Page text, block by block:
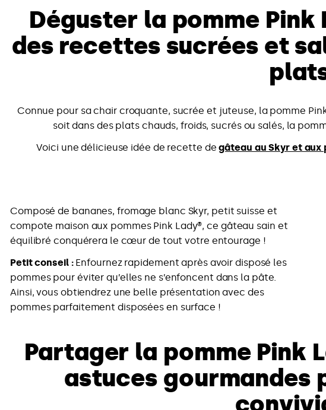
Déguster la pomme Pink
des recettes sucrées et
Connue pour sa chair croquante, sucrée et juteuse, la pomme
soit dans des plats chauds, froids, sucrés ou salés, la
Voici une délicieuse idée de recette degâteau au Skyr et aux
Composé de bananes, fromage blanc Skyr, petit suisse et
compote maison aux pommes Pink Lady®, ce gâteau sain et
équilibré conquérera le cœur de tout votre entourage !
Petit conseil :Enfournez rapidement après avoir disposé les
pommes pour éviter qu’elles ne s’enfoncent dans la pâte.
Ainsi, vous obtiendrez une belle présentation avec des
pommes parfaitement disposées en surface !
Partager la pomme Pink
astuces gourmandes